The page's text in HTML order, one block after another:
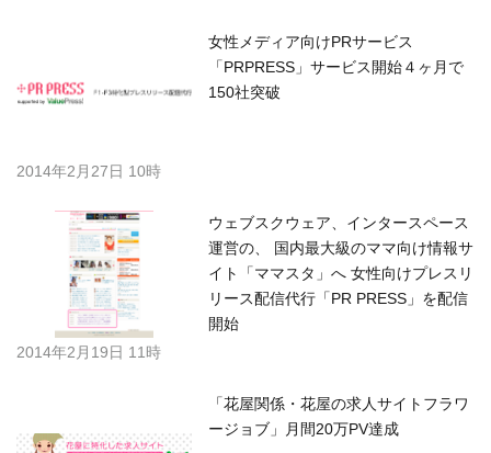
女性メディア向けPRサービス
「PRPRESS」サービス開始４ヶ月で
150社突破
2014年2月27日 10時
ウェブスクウェア、インタースペース
運営の、 国内最大級のママ向け情報サ
イト「ママスタ」へ 女性向けプレスリ
リース配信代行「PR PRESS」を配信
開始
2014年2月19日 11時
「花屋関係・花屋の求人サイトフラワ
ージョブ」月間20万PV達成